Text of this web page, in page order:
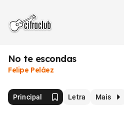
No te escondas
Felipe Peláez
Principal Letra Mais